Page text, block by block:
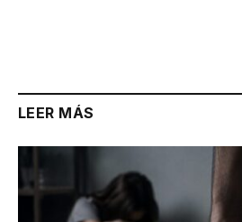
LEER MÁS